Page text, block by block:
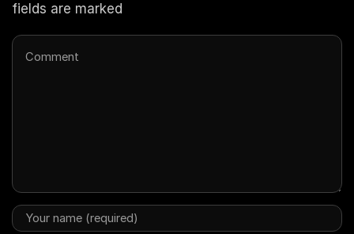
fields are marked